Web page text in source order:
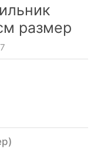
размер